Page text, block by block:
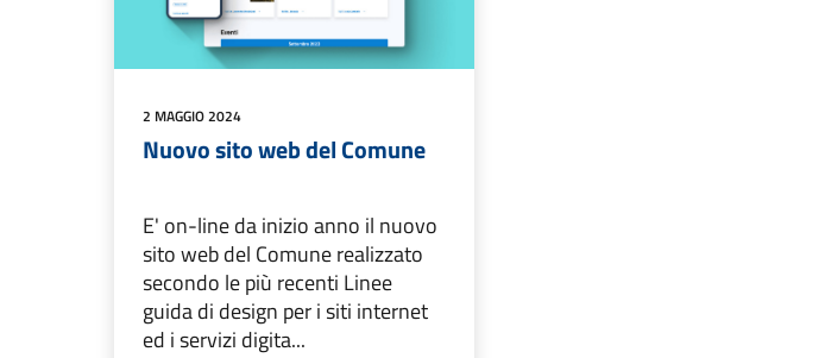
2 MAGGIO 2024
Nuovo sito web del Comune
E' on-line da inizio anno il nuovo
sito web del Comune realizzato
secondo le più recenti Linee
guida di design per i siti internet
ed i servizi digita...